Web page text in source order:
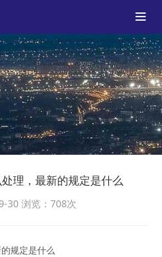

理，最新的规定是什么
30 浏览：708次
规定是什么